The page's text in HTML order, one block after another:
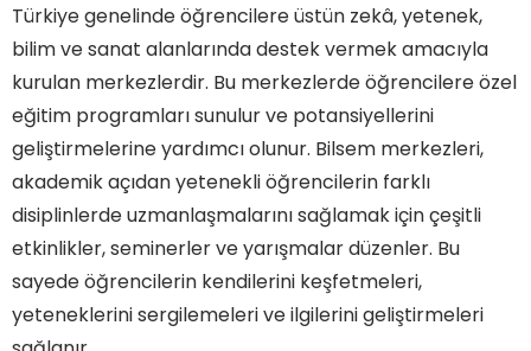
Türkiye genelinde öğrencilere üstün zekâ, yetenek,
bilim ve sanat alanlarında destek vermek amacıyla
kurulan merkezlerdir. Bu merkezlerde öğrencilere özel
eğitim programları sunulur ve potansiyellerini
geliştirmelerine yardımcı olunur. Bilsem merkezleri,
akademik açıdan yetenekli öğrencilerin farklı
disiplinlerde uzmanlaşmalarını sağlamak için çeşitli
etkinlikler, seminerler ve yarışmalar düzenler. Bu
sayede öğrencilerin kendilerini keşfetmeleri,
yeteneklerini sergilemeleri ve ilgilerini geliştirmeleri